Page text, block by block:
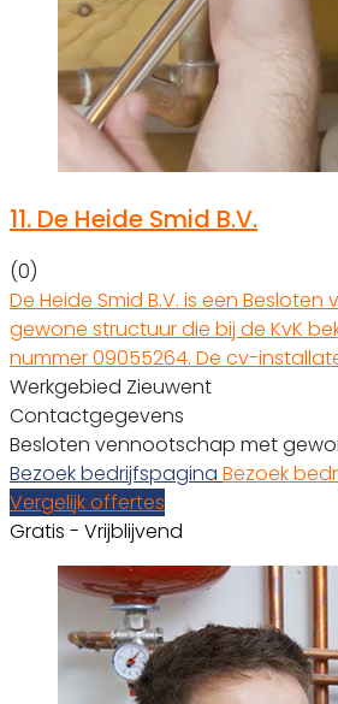
11. De Heide Smid B.V.
(0)
De Heide Smid B.V. is een
gewone structuur die bij de KvK
nummer 09055264. De cv-
Werkgebied Zieuwent
Contactgegevens
Besloten vennootschap met
Bezoek bedrijfspagina Bezoek
Vergelijk offertes
Gratis - Vrijblijvend